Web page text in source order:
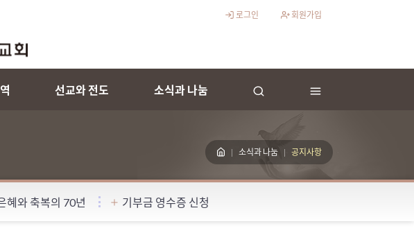
로그인 회원가입
선교와 전도 소식과 나눔
소식과 나눔 공지사항
혜와 축복의 70년 기부금 영수증 신청